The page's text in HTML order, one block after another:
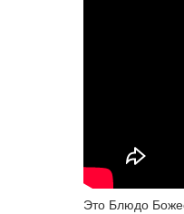
Это Блюдо